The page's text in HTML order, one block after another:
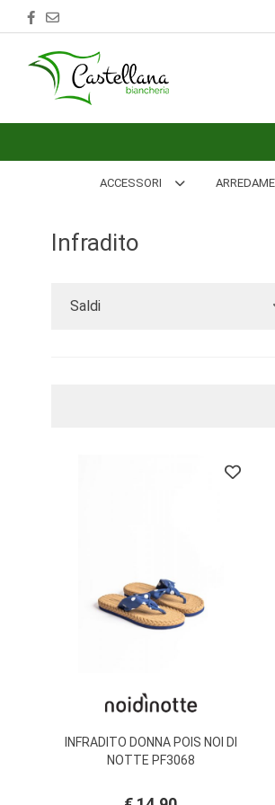
ACCESSORI
ACCESSORI
Infradito
Saldi
INFRADITO DONNA POIS NOI DI
NOTTE PF3068